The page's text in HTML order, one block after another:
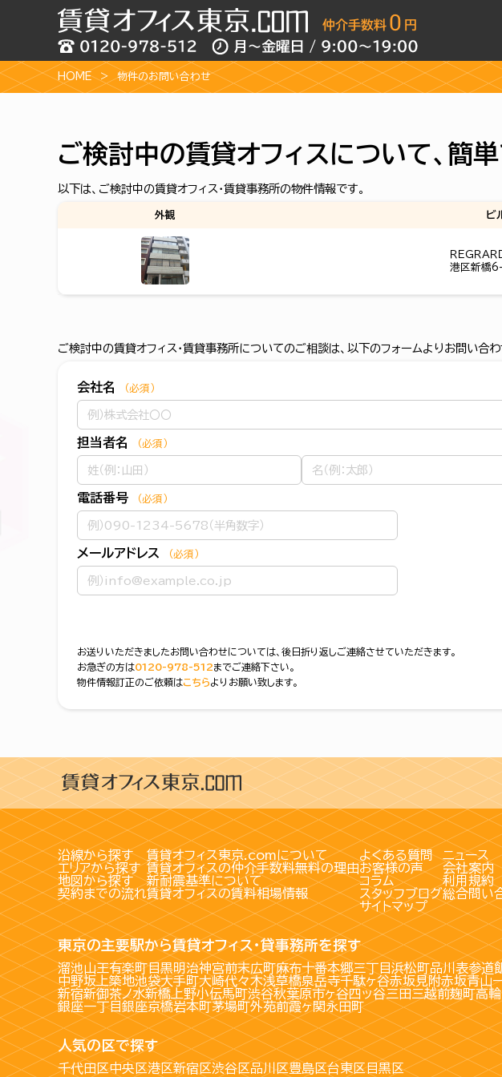
HOME 物件のお問い合わせ
ご検討中の賃貸オフィスについて、簡
以下は、ご検討中の賃貸オフィス・賃貸事務所の物件情報です。
外観 ビ
ＲＥＧＲＡＲ
港区新橋
ご検討中の賃貸オフィス・賃貸事務所についてのご相談は、以下のフォームよりお問い合わ
会社名 （必須）
担当者名 （必須）
電話番号 （必須）
メールアドレス （必須）
お送りいただきましたお問い合わせについては、後日折り返しご連絡させていただきます。
お急ぎの方は0120-978-512までご連絡下さい。
物件情報訂正のご依頼はこちらよりお願い致します。
沿線から探す
エリアから探す
地図から探す
契約までの流れ
賃貸オフィス東京.comについて
賃貸オフィスの仲介手数料無料の理由
新耐震基準について
賃貸オフィスの賃料相場情報
よくある質問
お客様の声
コラム
スタッフブログ
サイトマップ
ニュース
会社案内
利用規約
総合問い
東京の主要駅から賃貸オフィス・貸事務所を探す
溜池山王有楽町目黒明治神宮前末広町麻布十番本郷三丁目浜松町品川表参道
中野坂上築地池袋大手町大崎代々木浅草橋泉岳寺千駄ヶ谷赤坂見附赤坂青山
新宿新御茶ノ水新橋上野小伝馬町渋谷秋葉原市ヶ谷四ッ谷三田三越前麹町高輪
銀座一丁目銀座京橋岩本町茅場町外苑前霞ヶ関永田町
人気の区で探す
千代田区中央区港区新宿区渋谷区品川区豊島区台東区目黒区